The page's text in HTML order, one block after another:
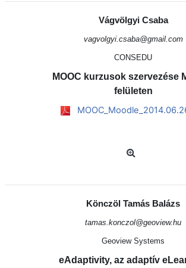
Vágvölgyi Csaba
vagvolgyi.csaba@gmail.com
CONSEDU
MOOC kurzusok szervezése
felületen
Könczöl Tamás Balázs
tamas.konczol@geoview.hu
Geoview Systems
eAdaptivity, az adaptív